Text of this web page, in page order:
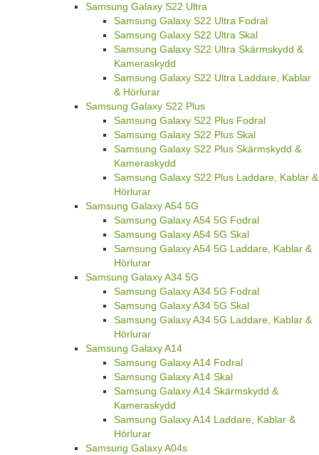
Samsung Galaxy S22 Ultra
Samsung Galaxy S22 Ultra Fodral
Samsung Galaxy S22 Ultra Skal
Samsung Galaxy S22 Ultra Skärmskydd &
Kameraskydd
Samsung Galaxy S22 Ultra Laddare, Kablar
& Hörlurar
Samsung Galaxy S22 Plus
Samsung Galaxy S22 Plus Fodral
Samsung Galaxy S22 Plus Skal
Samsung Galaxy S22 Plus Skärmskydd &
Kameraskydd
Samsung Galaxy S22 Plus Laddare, Kablar &
Hörlurar
Samsung Galaxy A54 5G
Samsung Galaxy A54 5G Fodral
Samsung Galaxy A54 5G Skal
Samsung Galaxy A54 5G Laddare, Kablar &
Hörlurar
Samsung Galaxy A34 5G
Samsung Galaxy A34 5G Fodral
Samsung Galaxy A34 5G Skal
Samsung Galaxy A34 5G Laddare, Kablar &
Hörlurar
Samsung Galaxy A14
Samsung Galaxy A14 Fodral
Samsung Galaxy A14 Skal
Samsung Galaxy A14 Skärmskydd &
Kameraskydd
Samsung Galaxy A14 Laddare, Kablar &
Hörlurar
Samsung Galaxy A04s